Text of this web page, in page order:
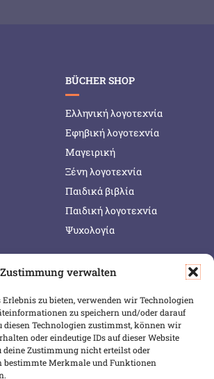
Zustimmung verwalten
zu bieten, verwenden wir Technologien
zu speichern und/oder darauf
diesen Technologien zustimmst, können wir
oder eindeutige IDs auf dieser Website
deine Zustimmung nicht erteilst oder
bestimmte Merkmale und Funktionen
BÜCHER SHOP
Ελληνική λογοτεχνία
Εφηβική λογοτεχνία
Μαγειρική
Ξένη λογοτεχνία
Παιδικά βιβλία
Παιδική λογοτεχνία
Ψυχολογία
SICHER BEZAHLEN